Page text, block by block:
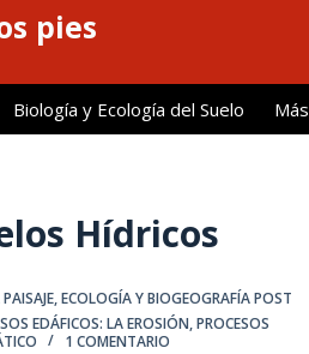
pies
Biología y Ecología del Suelo Más
Hídricos
,ECOLOGÍA Y BIOGEOGRAFÍA POST
EDÁFICOS: LA EROSIÓN,PROCESOS
1 COMENTARIO